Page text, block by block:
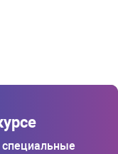
специальные